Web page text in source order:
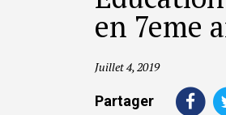
en 7eme
Juillet 4, 2019
Partager